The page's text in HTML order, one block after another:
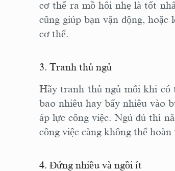
cơ thể ra mồ hôi nhẹ là tốt
cũng giúp bạn vận động,
cơ thể.
3. Tranh thủ ngủ
Hãy tranh thủ ngủ mỗi khi có
bao nhiêu hay bấy nhiêu vào
áp lực công việc. Ngủ đủ thì
công việc càng không thể hoàn
4. Đứng nhiều và ngồi ít